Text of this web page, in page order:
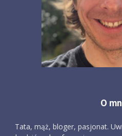
O
Tata, mąż, bloger, pasjonat.